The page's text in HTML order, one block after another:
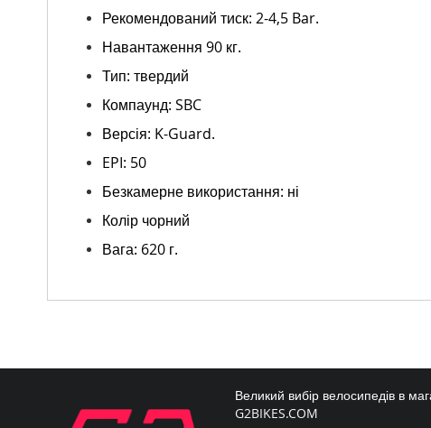
Рекомендований тиск: 2-4,5 Bar.
Навантаження 90 кг.
Тип: твердий
Компаунд: SBC
Версія: K-Guard.
EPI: 50
Безкамерне використання: ні
Колір чорний
Вага: 620 г.
Великий вибір велосипедів в
G2BIKES.COM